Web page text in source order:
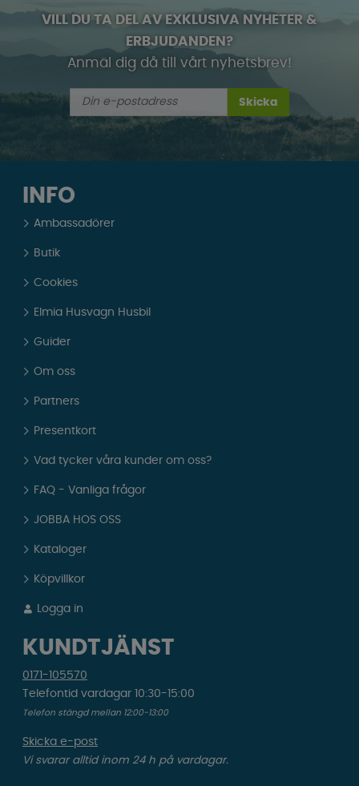
VILL DU TA DEL AV EXKLUSIVA NYHETER &
ERBJUDANDEN?
Anmäl dig då till vårt nyhetsbrev!
Skicka
INFO
Ambassadörer
Butik
Cookies
Elmia Husvagn Husbil
Guider
Om oss
Partners
Presentkort
Vad tycker våra kunder om oss?
FAQ - Vanliga frågor
JOBBA HOS OSS
Kataloger
Köpvillkor
Logga in
KUNDTJÄNST
0171-105570
Telefontid vardagar 10:30-15:00
Telefon stängd mellan 12:00-13:00
Skicka e-post
Vi svarar alltid inom 24 h på vardagar.